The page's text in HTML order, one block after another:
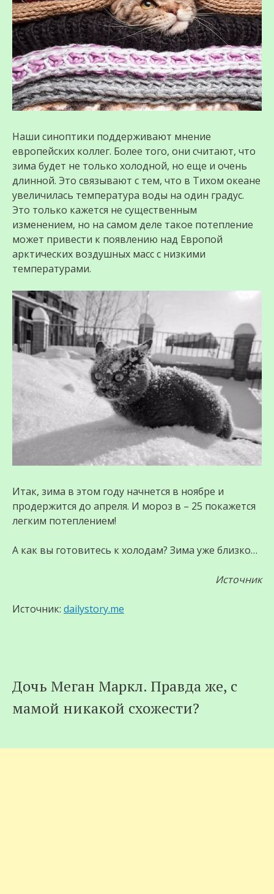
Наши синоптики поддерживают мнение
европейских коллег. Более того, они считают, что
зима будет не только холодной, но еще и очень
длинной. Это связывают с тем, что в Тихом океане
увеличилась температура воды на один градус.
Это только кажется не существенным
изменением, но на самом деле такое потепление
может привести к появлению над Европой
арктических воздушных масс с низкими
температурами.
Итак, зима в этом году начнется в ноябре и
продержится до апреля. И мороз в – 25 покажется
легким потеплением!
А как вы готовитесь к холодам? Зима уже близко…
Источник
Источник: dailystory.me
Дочь Меган Маркл. Правда же, с
мамой никакой схожести?